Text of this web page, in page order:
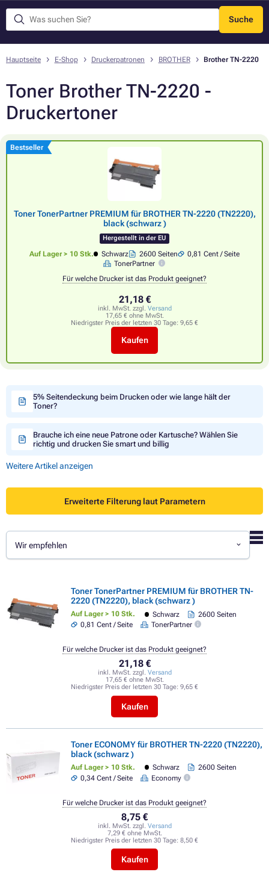
Suche
Menü
Hauptseite E-Shop Druckerpatronen BROTHER Brother TN-2220
Toner Brother TN-2220 -
Druckertoner
Bestseller
Toner TonerPartner PREMIUM für BROTHER TN-2220 (TN2220),
black (schwarz )
Hergestellt in der EU
Auf Lager > 10 Stk. Schwarz 2600 Seiten
0,81 Cent / Seite
TonerPartner
Für welche Drucker ist das Produkt geeignet?
21,18 €
inkl. MwSt. zzgl. Versand
17,65 € ohne MwSt.
Niedrigster Preis der letzten 30 Tage: 9,65 €
Kaufen
5% Seitendeckung beim Drucken oder wie lange hält der
Toner?
Brauche ich eine neue Patrone oder Kartusche? Wählen Sie
richtig und drucken Sie smart und billig
Weitere Artikel anzeigen
Erweiterte Filterung laut Parametern
Wir empfehlen
Toner TonerPartner PREMIUM für BROTHER TN-
2220 (TN2220), black (schwarz )
Auf Lager > 10 Stk. Schwarz
2600 Seiten
0,81 Cent / Seite
TonerPartner
21,18 €
inkl. MwSt. zzgl. Versand
17,65 € ohne MwSt.
Niedrigster Preis der letzten 30 Tage: 9,65 €
Kaufen
Für welche Drucker ist das Produkt geeignet?
Toner ECONOMY für BROTHER TN-2220 (TN2220),
black (schwarz )
Auf Lager > 10 Stk. Schwarz
2600 Seiten
0,34 Cent / Seite
Economy
8,75 €
inkl. MwSt. zzgl. Versand
7,29 € ohne MwSt.
Niedrigster Preis der letzten 30 Tage: 8,50 €
Kaufen
Für welche Drucker ist das Produkt geeignet?